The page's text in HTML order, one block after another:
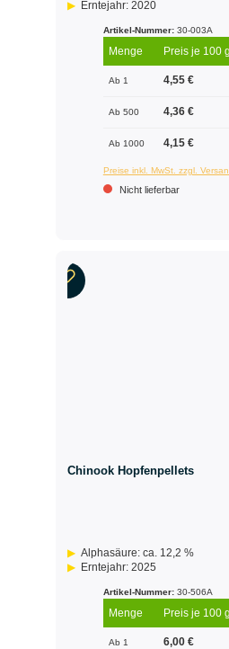
Erntejahr: 2020
Artikel-Nummer: 30-003A
Menge Preis je 100 g
Ab 1 4,55 €
Ab 500 4,36 €
Ab 1000 4,15 €
Preise inkl. MwSt. zzgl.
Nicht lieferbar
Chinook Hopfenpellets
Alphasäure: ca. 12,2 %
Erntejahr: 2025
Artikel-Nummer: 30-506A
Menge Preis je 100 g
Ab 1 6,00 €